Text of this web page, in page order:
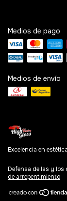
Medios de pago
Medios de envío
Excelencia en
Defensa de las y los
de arrepentimiento